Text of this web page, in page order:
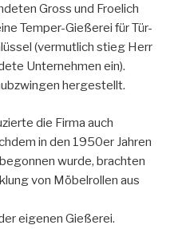
Gross und Froelich
Temper-Gießerei für Tür-
(vermutlich stieg Herr
Unternehmen ein).
hergestellt.
die Firma auch
in den 1950er Jahren
wurde, brachten
von Möbelrollen aus
eigenen Gießerei.